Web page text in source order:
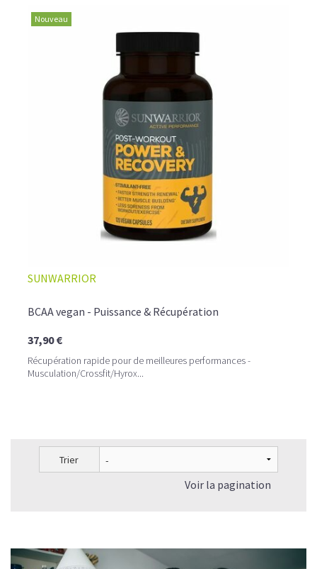
Nouveau
SUNWARRIOR
BCAA vegan - Puissance & Récupération
37,90 €
Récupération rapide pour de meilleures performances -
Musculation/Crossfit/Hyrox...
Trier
Voir la pagination